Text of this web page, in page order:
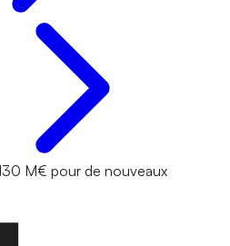
M€ pour de nouveaux